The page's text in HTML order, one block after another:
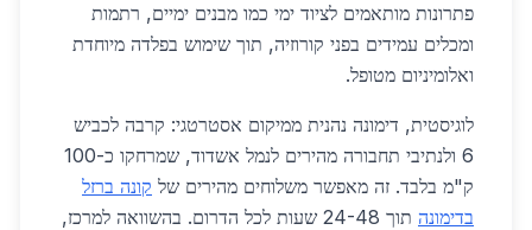
פתרונות מותאמים לציוד ימי כמו מבנים ימיים, רתמות
ומכלים עמידים בפני קורוזיה, תוך שימוש בפלדה מיוחדת
ואלומיניום מטופל.
לוגיסטית, דימונה נהנית ממיקום אסטרטגי: קרבה לכביש
6 ולנתיבי תחבורה מהירים לנמל אשדוד, שמרחקו כ-100
ק"מ בלבד. זה מאפשר משלוחים מהירים של קונה ברזל
בדימונה
תוך 24-48 שעות לכל הדרום. בהשוואה למרכז,